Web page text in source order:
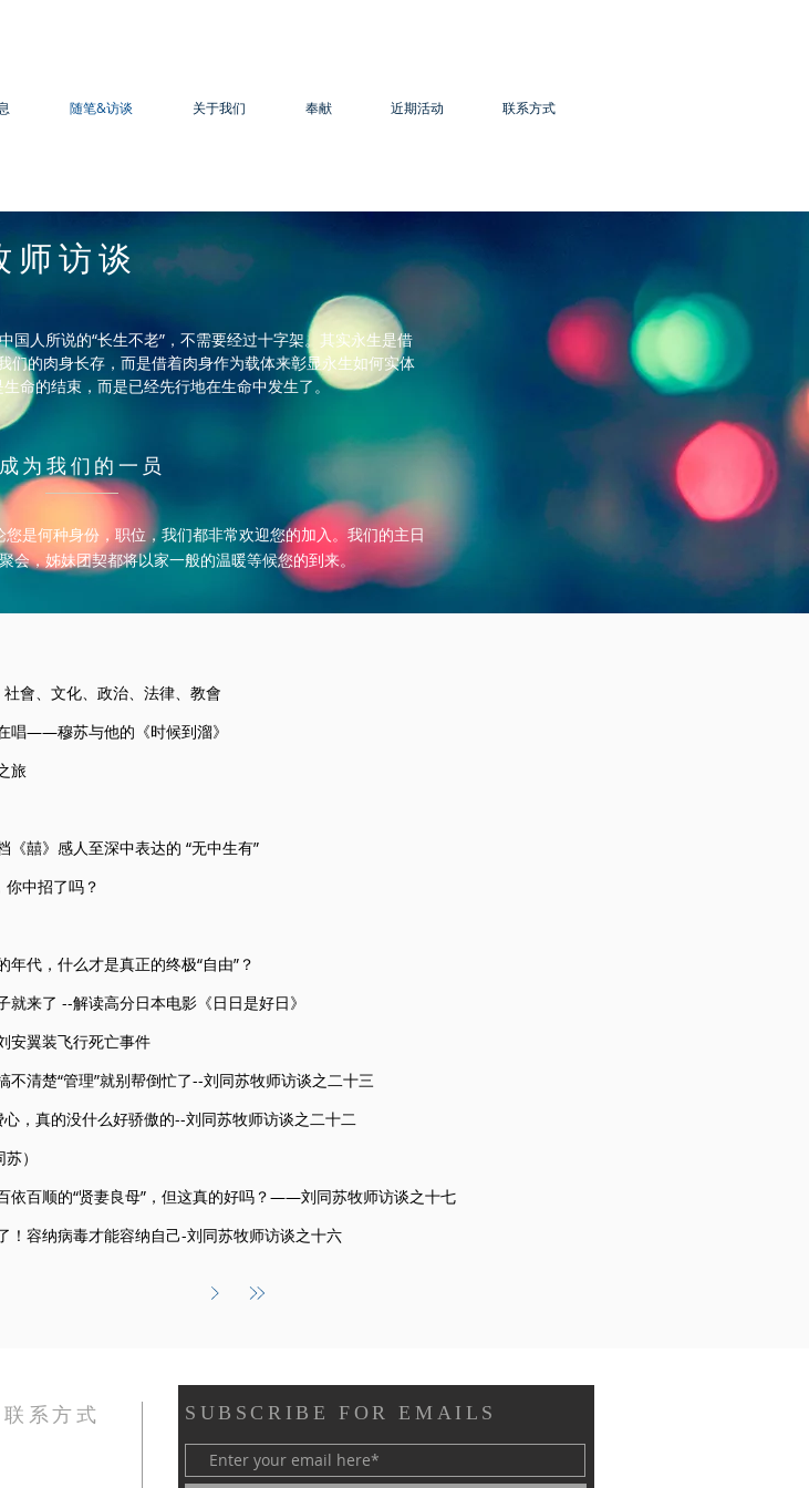
随笔&访谈 关于我们 奉献 近期活动 联系方式
师访谈
国人所说的“长生不老”，不需要经过十字架。其实永生是借
们的肉身长存，而是借着肉身作为载体来彰显永生如何实体
命的结束，而是已经先行地在生命中发生了。
成为我们的一员
是何种身份，职位，我们都非常欢迎您的加入。我们的主日
会，姊妹团契都将以家一般的温暖等候您的到来。
會、文化、政治、法律、教會
唱——穆苏与他的《时候到溜》
旅
《囍》感人至深中表达的 “无中生有”
你中招了吗？
代，什么才是真正的终极“自由”？
就来了 --解读高分日本电影《日日是好日》
安翼装飞行死亡事件
不清楚“管理”就别帮倒忙了--刘同苏牧师访谈之二十三
，真的没什么好骄傲的--刘同苏牧师访谈之二十二
）
依百顺的“贤妻良母”，但这真的好吗？——刘同苏牧师访谈之十七
！容纳病毒才能容纳自己-刘同苏牧师访谈之十六
系方式 SUBSCRIBE FOR EMAILS